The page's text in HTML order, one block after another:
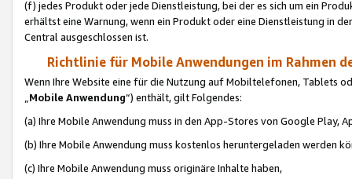
(f) jedes Produkt oder jede Dienstleistung, bei der es sich um ein
erhältst eine Warnung, wenn ein Produkt oder eine Dienstleistung in
Central ausgeschlossen ist.
Richtlinie für Mobile Anwendungen im Rahmen
Wenn Ihre Website eine für die Nutzung auf Mobiltelefonen, Tablets
„Mobile Anwendung“) enthält, gilt Folgendes:
(a) Ihre Mobile Anwendung muss in den App-Stores von Google Play,
(b) Ihre Mobile Anwendung muss kostenlos heruntergeladen werden
(c) Ihre Mobile Anwendung muss originäre Inhalte haben,